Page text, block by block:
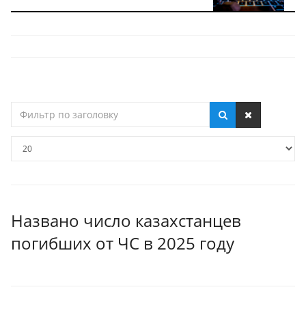
по
Названо число казахстанцев
погибших от ЧС в 2025 году